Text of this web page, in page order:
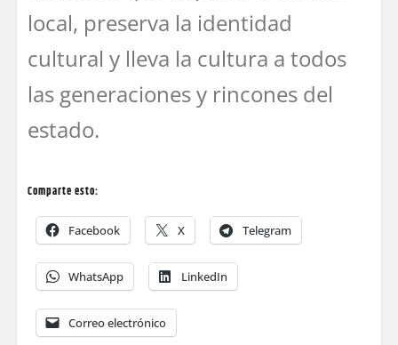
local, preserva la identidad
cultural y lleva la cultura a todos
las generaciones y rincones del
estado.
Comparte esto:
Facebook X Telegram
WhatsApp LinkedIn
Correo electrónico